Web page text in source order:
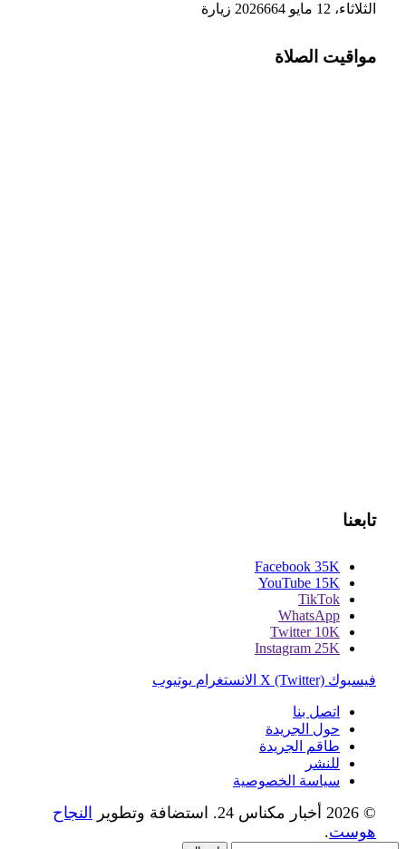
الثلاثاء، 12 مايو 2026 664 زيارة
مواقيت الصلاة
تابعنا
Facebook 35K
YouTube 15K
TikTok
WhatsApp
Twitter 10K
Instagram 25K
فيسبوك X (Twitter) الانستغرام يوتيوب
اتصل بنا
حول الجريدة
طاقم الجريدة
للنشر
سياسة الخصوصية
© 2026 أخبار مكناس 24. استضافة وتطوير
النجاح
هوست.